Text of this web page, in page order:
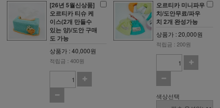
[26년 5월신상품]
오르티카 티슈 케
이스(2개 만들수
있는 양)/도안 구매
도 가능
상품가 : 40,000원
적립금 : 400원
오르티카 미니파우
치/도안무료/파우
치 2개 완성가능
상품가 : 20,000원
적립금 : 200원
색상선택